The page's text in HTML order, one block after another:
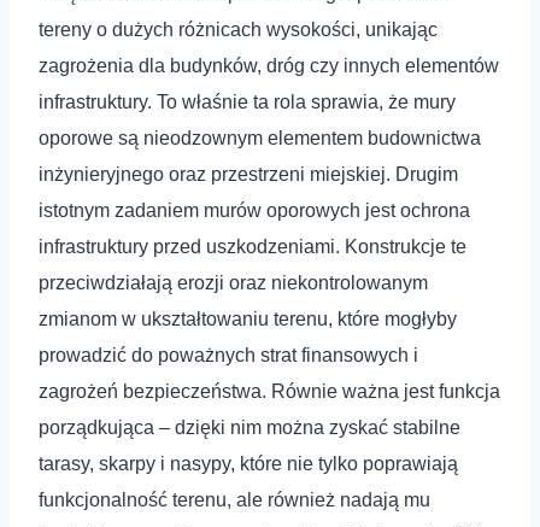
tereny o dużych różnicach wysokości, unikając
zagrożenia dla budynków, dróg czy innych elementów
infrastruktury. To właśnie ta rola sprawia, że mury
oporowe są nieodzownym elementem budownictwa
inżynieryjnego oraz przestrzeni miejskiej. Drugim
istotnym zadaniem murów oporowych jest ochrona
infrastruktury przed uszkodzeniami. Konstrukcje te
przeciwdziałają erozji oraz niekontrolowanym
zmianom w ukształtowaniu terenu, które mogłyby
prowadzić do poważnych strat finansowych i
zagrożeń bezpieczeństwa. Równie ważna jest funkcja
porządkująca – dzięki nim można zyskać stabilne
tarasy, skarpy i nasypy, które nie tylko poprawiają
funkcjonalność terenu, ale również nadają mu